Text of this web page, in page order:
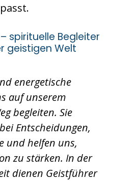
spirituelle Begleiter
geistigen Welt
energetische
auf unserem
begleiten. Sie
Entscheidungen,
und helfen uns,
zu stärken. In der
dienen Geistführer